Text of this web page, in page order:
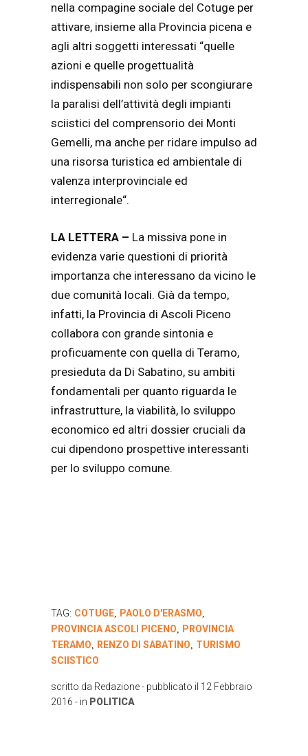
nella compagine sociale del Cotuge per
attivare, insieme alla Provincia picena e
agli altri soggetti interessati “quelle
azioni e quelle progettualità
indispensabili non solo per scongiurare
la paralisi dell’attività degli impianti
sciistici del comprensorio dei Monti
Gemelli, ma anche per ridare impulso ad
una risorsa turistica ed ambientale di
valenza interprovinciale ed
interregionale“.
LA LETTERA – La missiva pone in
evidenza varie questioni di priorità
importanza che interessano da vicino le
due comunità locali. Già da tempo,
infatti, la Provincia di Ascoli Piceno
collabora con grande sintonia e
proficuamente con quella di Teramo,
presieduta da Di Sabatino, su ambiti
fondamentali per quanto riguarda le
infrastrutture, la viabilità, lo sviluppo
economico ed altri dossier cruciali da
cui dipendono prospettive interessanti
per lo sviluppo comune.
TAG: COTUGE PAOLO D'ERASMO
PROVINCIA ASCOLI PICENO
PROVINCIA
TERAMO
RENZO DI SABATINO
TURISMO
SCIISTICO
scritto da Redazione- pubblicato il 12 Febbraio
2016 - in POLITICA